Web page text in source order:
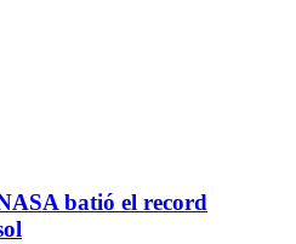
batió el record